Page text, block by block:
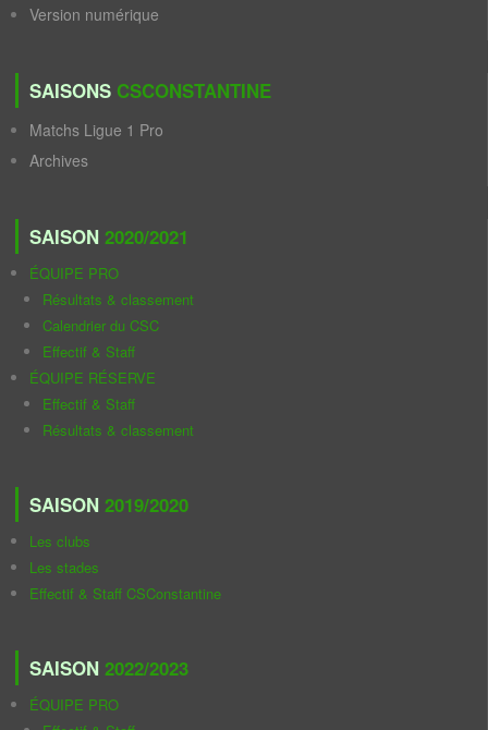
Version numérique
SAISONS CSCONSTANTINE
Matchs Ligue 1 Pro
Archives
SAISON 2020/2021
ÉQUIPE PRO
Résultats & classement
Calendrier du CSC
Effectif & Staff
ÉQUIPE RÉSERVE
Effectif & Staff
Résultats & classement
SAISON 2019/2020
Les clubs
Les stades
Effectif & Staff CSConstantine
SAISON 2022/2023
ÉQUIPE PRO